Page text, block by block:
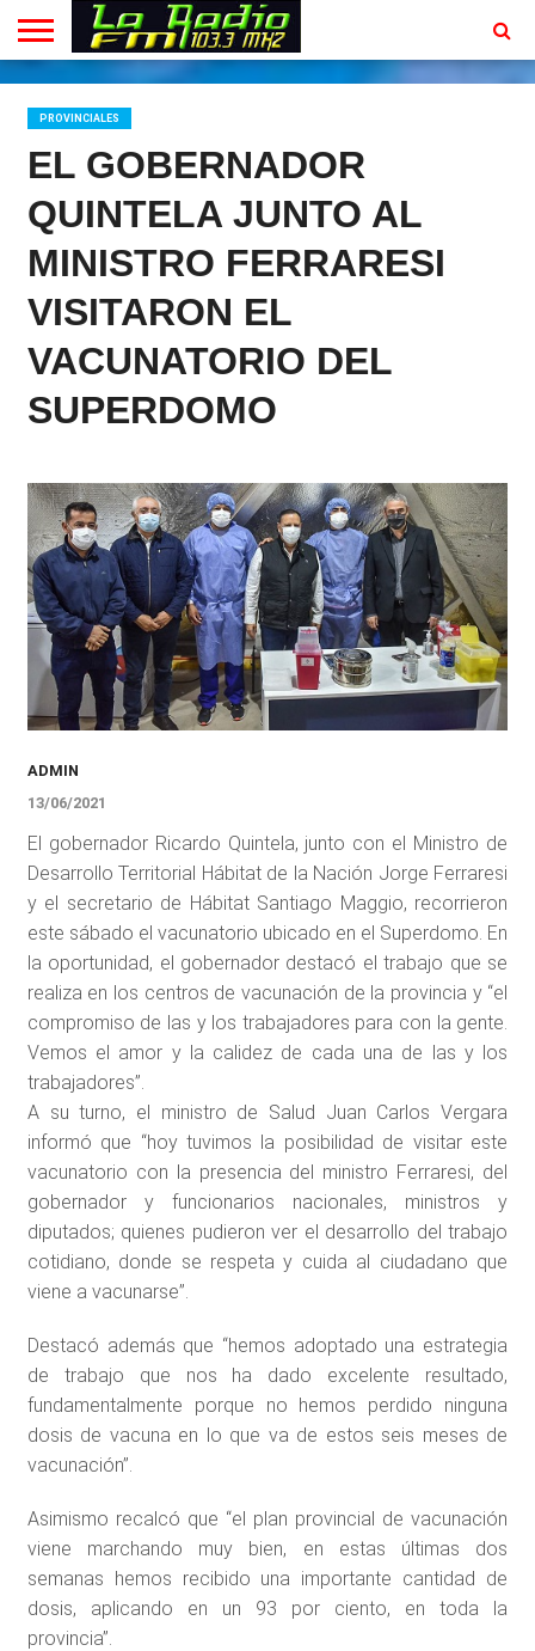
INICIO
EN
VIVO
PROGRAMACION
CONTACTO
PROVINCIALES
EL GOBERNADOR
QUINTELA JUNTO AL
MINISTRO FERRARESI
VISITARON EL
VACUNATORIO DEL
SUPERDOMO
ADMIN
13/06/2021
El gobernador Ricardo Quintela, junto con el Ministro de
Desarrollo Territorial Hábitat de la Nación Jorge Ferraresi
y el secretario de Hábitat Santiago Maggio, recorrieron
este sábado el vacunatorio ubicado en el Superdomo. En
la oportunidad, el gobernador destacó el trabajo que se
realiza en los centros de vacunación de la provincia y “el
compromiso de las y los trabajadores para con la gente.
Vemos el amor y la calidez de cada una de las y los
trabajadores”.
A su turno, el ministro de Salud Juan Carlos Vergara
informó que “hoy tuvimos la posibilidad de visitar este
vacunatorio con la presencia del ministro Ferraresi, del
gobernador y funcionarios nacionales, ministros y
diputados; quienes pudieron ver el desarrollo del trabajo
cotidiano, donde se respeta y cuida al ciudadano que
viene a vacunarse”.
Destacó además que “hemos adoptado una estrategia
de trabajo que nos ha dado excelente resultado,
fundamentalmente porque no hemos perdido ninguna
dosis de vacuna en lo que va de estos seis meses de
vacunación”.
Asimismo recalcó que “el plan provincial de vacunación
viene marchando muy bien, en estas últimas dos
semanas hemos recibido una importante cantidad de
dosis, aplicando en un 93 por ciento, en toda la
provincia”.